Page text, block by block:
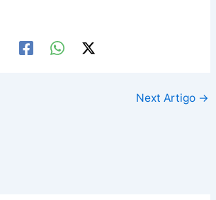
Next Artigo →